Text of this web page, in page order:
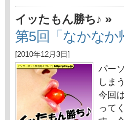
イッたもん勝ち♪ »
第5回「なかな
[2010年12月3日]
パー
しま
今回
って